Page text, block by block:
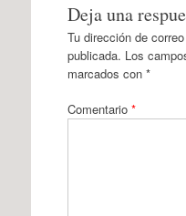
Deja una
Tu dirección de
publicada. Los
marcados con *
Comentario *